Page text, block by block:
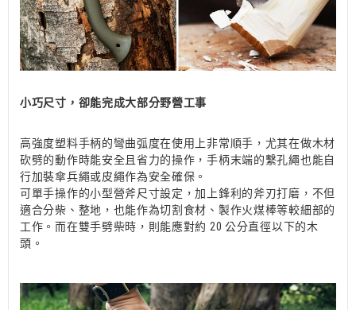
小巧尺寸，卻能完成大部分野營工事
高強度塑料手柄的彎曲弧度在使用上非常順手，尤其在做木材
砍劈的動作時能安全且省力的操作，手柄末端的繫孔繩也能自
行加裝傘兵繩或皮繩作為安全確保。
可單手操作的小型營斧尺寸設定，加上鋒利的斧刃打磨，不但
適合分柴、整地，也能作為切割食材、製作火煤棒等較細部的
工作。而在雙手劈柴時，則能應對約 20 公分直徑以下的木
頭。